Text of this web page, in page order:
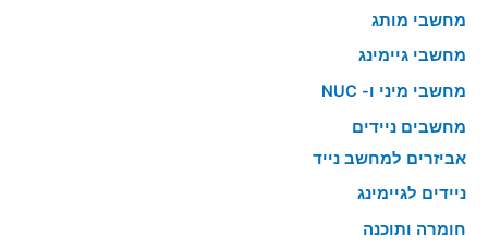
מחשבי מותג
מחשבי גיימינג
מחשבי מיני ו- NUC
מחשבים ניידים
אביזרים למחשב נייד
ניידים לגיימינג
חומרה ותוכנה